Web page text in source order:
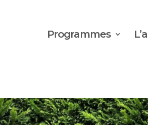
Programmes